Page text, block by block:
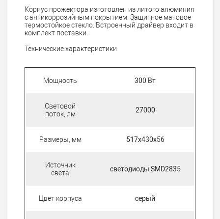
Корпус прожектора изготовлен из литого алюминия
с антикоррозийным покрытием. Защитное матовое
термостойкое стекло. Встроенный драйвер входит в
комплект поставки.
Технические характеристики
Мощность 300 Вт
Cветовой
поток, лм
27000
Размеры, мм 517х430х56
Источник
света
светодиоды SMD2835
Цвет корпуса серый